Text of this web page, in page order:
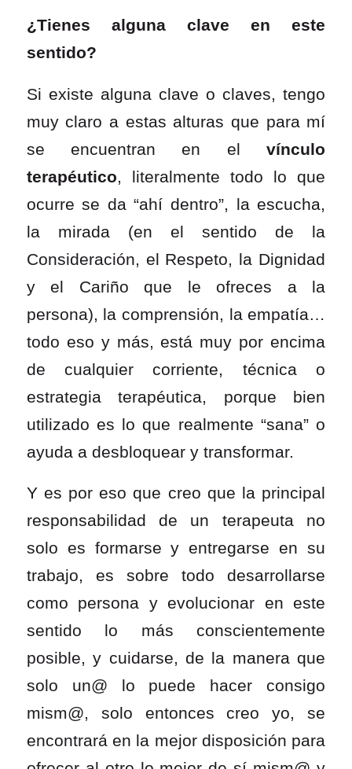
¿Tienes alguna clave en este
sentido?
Si existe alguna clave o claves, tengo
muy claro a estas alturas que para mí
se encuentran en elvínculo
terapéutico, literalmente todo lo que
ocurre se da “ahí dentro”, la escucha,
la mirada (en el sentido de la
Consideración, el Respeto, la Dignidad
y el Cariño que le ofreces a la
persona), la comprensión, la empatía…
todo eso y más, está muy por encima
de cualquier corriente, técnica o
estrategia terapéutica, porque bien
utilizado es lo que realmente “sana” o
ayuda a desbloquear y transformar.
Y es por eso que creo que la principal
responsabilidad de un terapeuta no
solo es formarse y entregarse en su
trabajo, es sobre tododesarrollarse
como persona y evolucionar en este
sentido lo más conscientemente
posible, y cuidarse, de la manera que
solo un@ lo puede hacer consigo
mism@, solo entonces creo yo, se
encontrará en la mejor disposición para